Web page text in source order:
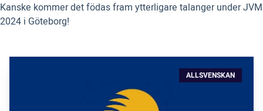
Kanske kommer det födas fram ytterligare talanger under JVM
2024 i Göteborg!
ALLSVENSKAN